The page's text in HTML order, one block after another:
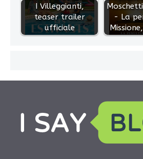
I Villeggianti,
teaser trailer
ufficiale
- La